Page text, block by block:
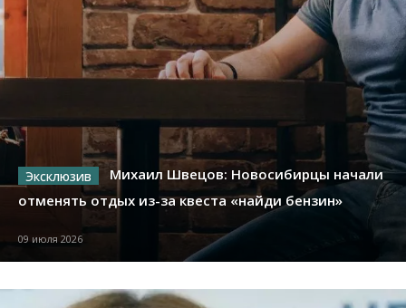
Михаил Швецов: Новосибирцы начали
отменять отдых из-за квеста «найди бензин»
09 июля 2026